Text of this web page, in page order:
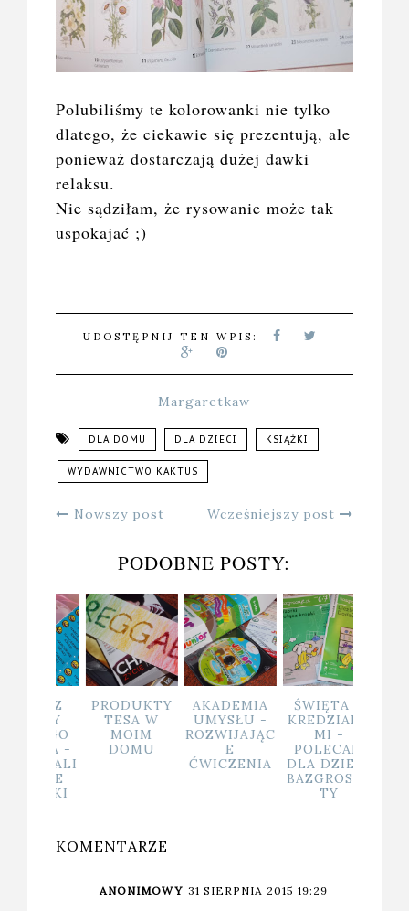
Polubiliśmy te kolorowanki nie tylko
dlatego, że ciekawie się prezentują, ale
ponieważ dostarczają dużej dawki
relaksu.
Nie sądziłam, że rysowanie może tak
uspokajać ;)
UDOSTĘPNIJ TEN WPIS:
Margaretkaw
DLA DOMU DLA DZIECI KSIĄŻKI
WYDAWNICTWO KAKTUS
Nowszy post Wcześniejszy post
PODOBNE POSTY:
PRODUKTY
TESA W
MOIM
DOMU
AKADEMIA
UMYSŁU -
ROZWIJAJĄC
ĆWICZENIA
ŚWIĘTA Z
KREDZIAKA
MI -
POLECAM
DLA DZIECI
BAZGROSZY
KOMENTARZE
ANONIMOWY 31 SIERPNIA 2015 19:29